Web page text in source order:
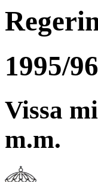
1995/
Vissa
m.m.